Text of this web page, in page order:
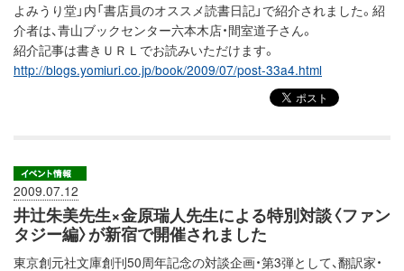
よみうり堂」内「書店員のオススメ読書日記」で紹介されました。紹
介者は、青山ブックセンター六本木店・間室道子さん。
紹介記事は書きＵＲＬでお読みいただけます。
http://blogs.yomiuri.co.jp/book/2009/07/post-33a4.html
2009.07.12
井辻朱美先生×金原瑞人先生による特別対談〈ファン
タジー編〉が新宿で開催されました
東京創元社文庫創刊50周年記念の対談企画・第3弾として、翻訳家・